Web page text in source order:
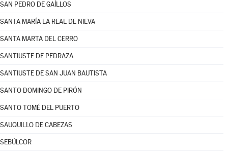
SAN PEDRO DE GAÍLLOS
SANTA MARÍA LA REAL DE NIEVA
SANTA MARTA DEL CERRO
SANTIUSTE DE PEDRAZA
SANTIUSTE DE SAN JUAN BAUTISTA
SANTO DOMINGO DE PIRÓN
SANTO TOMÉ DEL PUERTO
SAUQUILLO DE CABEZAS
SEBÚLCOR